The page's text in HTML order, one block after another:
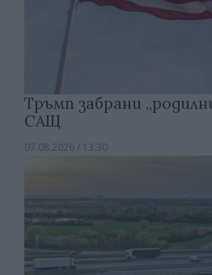
Тръмп забрани
САЩ
07.08.2026 / 13:30